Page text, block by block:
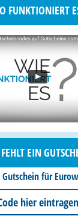
FUNKTIONIERT
EIN
für